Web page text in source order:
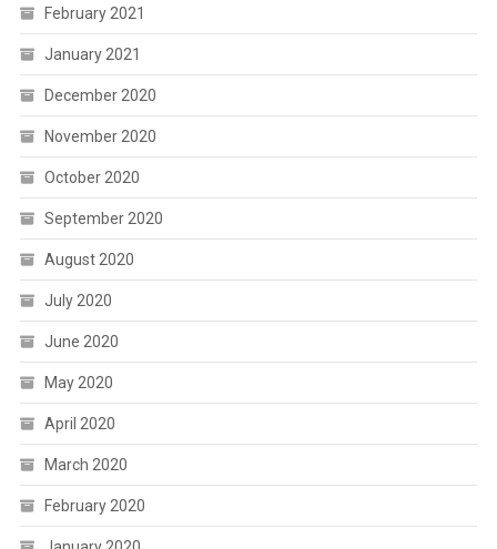
February 2021
January 2021
December 2020
November 2020
October 2020
September 2020
August 2020
July 2020
June 2020
May 2020
April 2020
March 2020
February 2020